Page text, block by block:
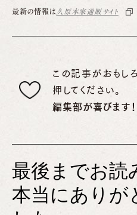
最新の情報は 久原本家通販サイト
この記事がおもし
押してください。
編集部が喜びます！